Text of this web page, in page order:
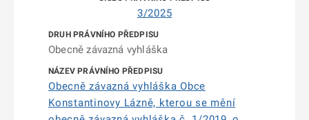
3/2025
Obecně závazná vyhláška
Obecně závazná vyhláška Obce
Konstantinovy Lázně, kterou se mění